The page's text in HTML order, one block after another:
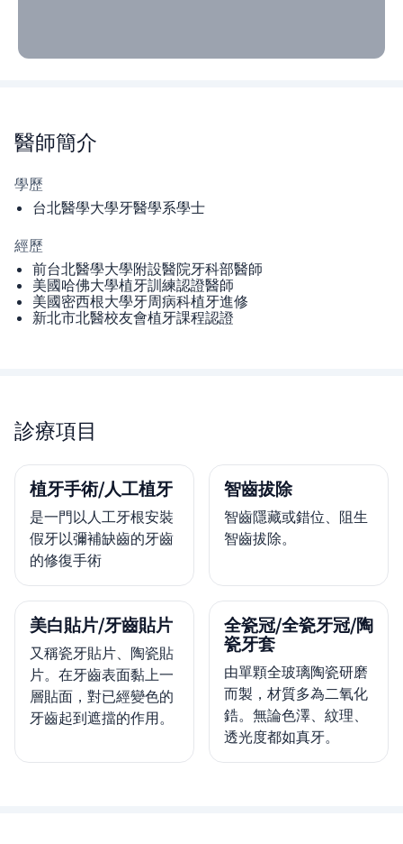
醫師簡介
學歷
台北醫學大學牙醫學系學士
經歷
前台北醫學大學附設醫院牙科部醫師
美國哈佛大學植牙訓練認證醫師
美國密西根大學牙周病科植牙進修
新北市北醫校友會植牙課程認證
診療項目
植牙手術/人工植牙
是一門以人工牙根安裝
假牙以彌補缺齒的牙齒
的修復手術
智齒拔除
智齒隱藏或錯位、阻生
智齒拔除。
美白貼片/牙齒貼片
又稱瓷牙貼片、陶瓷貼
片。在牙齒表面黏上一
層貼面，對已經變色的
牙齒起到遮擋的作用。
全瓷冠/全瓷牙冠/陶
瓷牙套
由單顆全玻璃陶瓷研磨
而製，材質多為二氧化
鋯。無論色澤、紋理、
透光度都如真牙。